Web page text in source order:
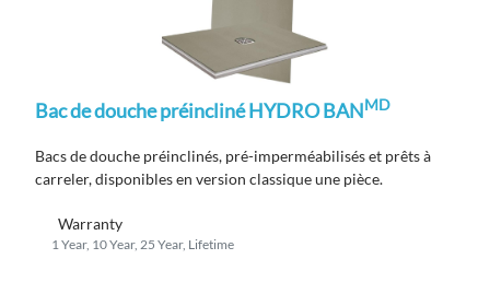
Bac de douche préincliné HYDRO BANMD
Bacs de douche préinclinés, pré-imperméabilisés et prêts à
carreler, disponibles en version classique une pièce.
Warranty
1 Year, 10 Year, 25 Year, Lifetime